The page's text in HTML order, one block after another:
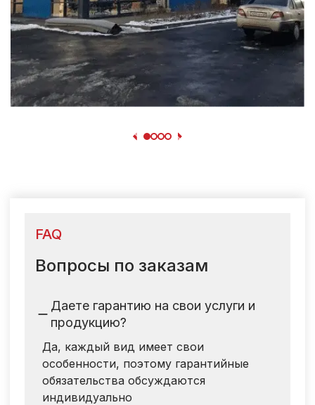
FAQ
Вопросы по заказам
Даете гарантию на свои услуги и
продукцию?
Да, каждый вид имеет свои
особенности, поэтому гарантийные
обязательства обсуждаются
индивидуально